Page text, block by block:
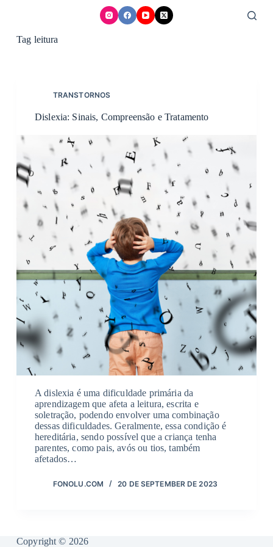
Tag leitura
TRANSTORNOS
Dislexia: Sinais, Compreensão e Tratamento
A dislexia é uma dificuldade primária da
aprendizagem que afeta a leitura, escrita e
soletração, podendo envolver uma combinação
dessas dificuldades. Geralmente, essa condição é
hereditária, sendo possível que a criança tenha
parentes, como pais, avós ou tios, também
afetados…
FONOLU.COM 20 DE SEPTEMBER DE 2023
Copyright © 2026